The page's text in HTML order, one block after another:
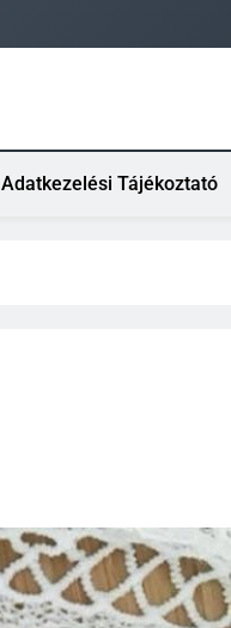
Adatkezelési Tájékoztató